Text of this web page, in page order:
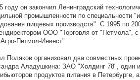
году он закончил Ленинградский
промышленности по специальности
пищевых производств". С 1995 по
ООО "Торговля от "Петмола", с
Петмол-Инвест".
Поляков организовал два совместных
Аладушкина: ЗАО "Холдинг 78", один
продуктов питания в